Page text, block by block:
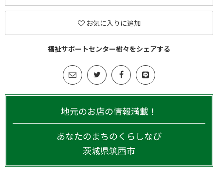
お気に入りに追加
福祉サポートセンター樹々をシェアする
地元のお店の情報満載！
あなたのまちのくらしなび
茨城県筑西市